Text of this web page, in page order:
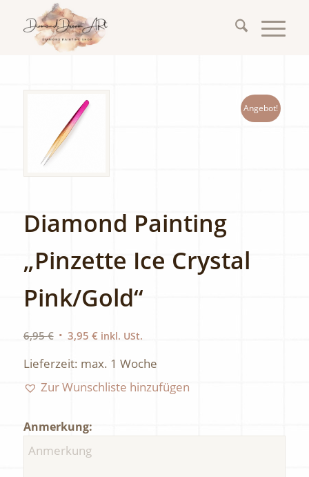
Angebot!
Diamond Painting
„Pinzette Ice Crystal
Pink/Gold“
6,95€ Ursprünglicher
war:
6,95 €
3,95 €Aktueller
ist:
3,95 €.
inkl. USt.
Lieferzeit: max. 1 Woche
Zur Wunschliste hinzufügen
Anmerkung: